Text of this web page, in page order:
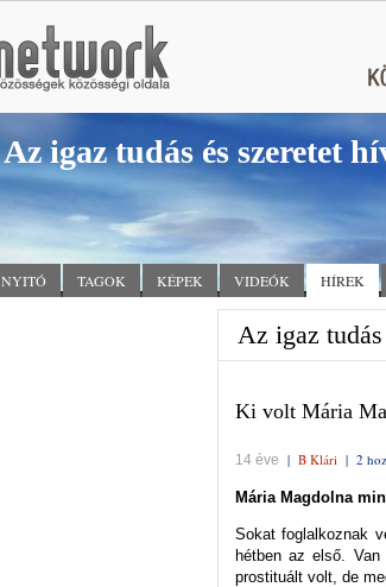
Az igaz tudás és szeretet
NYITÓ TAGOK KÉPEK VIDEÓK HÍREK
Az igaz
Ki volt Mária
14 éve | B Klári | 2
Mária Magdolna
Sokat foglalkoznak
hétben az első.
prostituált volt, de